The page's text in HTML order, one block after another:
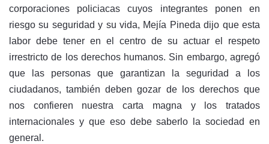
corporaciones policiacas cuyos integrantes ponen en
riesgo su seguridad y su vida, Mejía Pineda dijo que esta
labor debe tener en el centro de su actuar el respeto
irrestricto de los derechos humanos. Sin embargo, agregó
que las personas que garantizan la seguridad a los
ciudadanos, también deben gozar de los derechos que
nos confieren nuestra carta magna y los tratados
internacionales y que eso debe saberlo la sociedad en
general.